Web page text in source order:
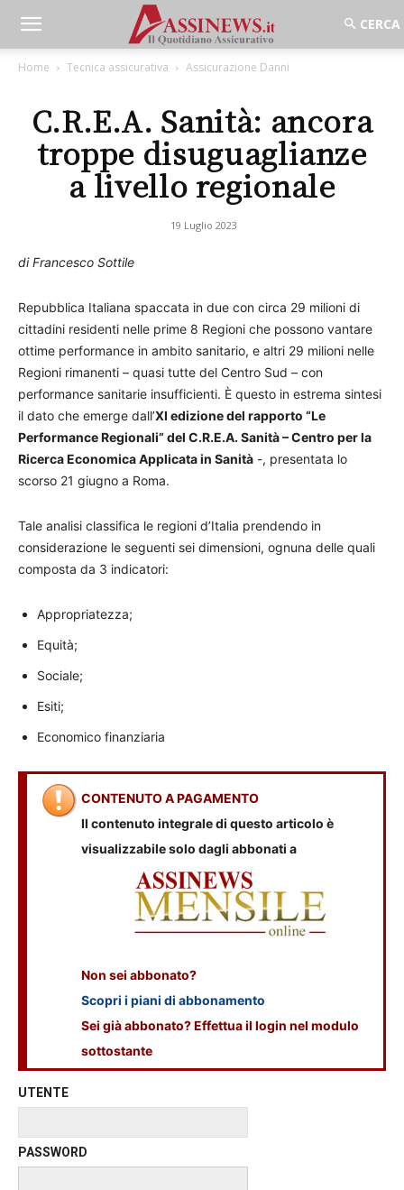
Home Tecnica assicurativa Assicurazione Danni
C.R.E.A. Sanità: ancora
troppe disuguaglianze
a livello regionale
19 Luglio 2023
di Francesco Sottile
Repubblica Italiana spaccata in due con circa 29 milioni di
cittadini residenti nelle prime 8 Regioni che possono vantare
ottime performance in ambito sanitario, e altri 29 milioni nelle
Regioni rimanenti – quasi tutte del Centro Sud – con
performance sanitarie insufficienti. È questo in estrema sintesi
il dato che emerge dall’XI edizione del rapporto “Le
Performance Regionali” del C.R.E.A. Sanità – Centro per la
Ricerca Economica Applicata in Sanità -, presentata lo
scorso 21 giugno a Roma.
Tale analisi classifica le regioni d’Italia prendendo in
considerazione le seguenti sei dimensioni, ognuna delle quali
composta da 3 indicatori:
Appropriatezza;
Equità;
Sociale;
Esiti;
Economico finanziaria
CONTENUTO A PAGAMENTO
Il contenuto integrale di questo articolo è
visualizzabile solo dagli abbonati a
Non sei abbonato?
Scopri i piani di abbonamento
Sei già abbonato? Effettua il login nel modulo
sottostante
UTENTE
PASSWORD